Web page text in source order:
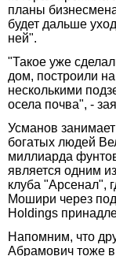
планы
будет дальше
ней".
"Такое уже
дом, построили
несколькими
осела почва", -
Усманов
богатых людей
миллиарда
является одним
клуба "Арсенал",
Мошири через
Holdings
Напомним, что
Абрамович тоже